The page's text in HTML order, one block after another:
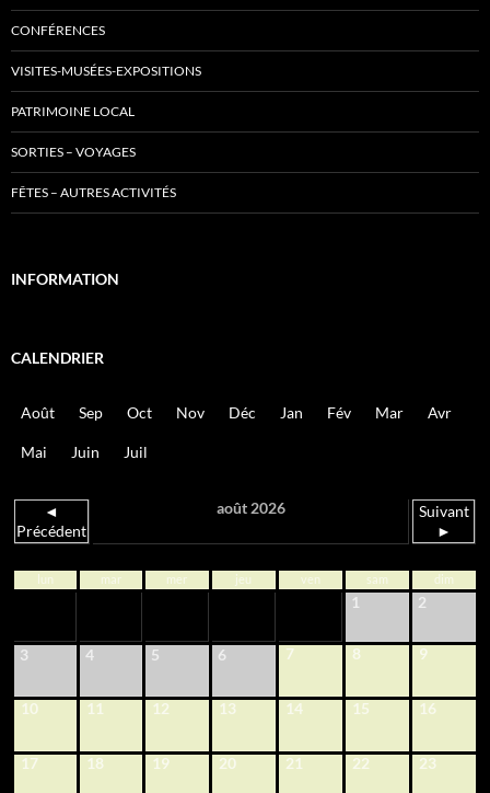
CONFÉRENCES
VISITES-MUSÉES-EXPOSITIONS
PATRIMOINE LOCAL
SORTIES – VOYAGES
FÊTES – AUTRES ACTIVITÉS
INFORMATION
CALENDRIER
Août Sep Oct Nov Déc Jan Fév Mar Avr
Mai Juin Juil
◄
Précédent
août 2026
Suivant
►
lun mar mer jeu ven sam dim
1 2
3 4 5 6 7 8 9
10 11 12 13 14 15 16
17 18 19 20 21 22 23